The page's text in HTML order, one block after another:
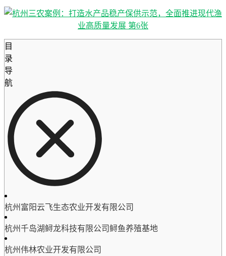
目
录
导
航
杭州富阳云飞生态农业开发有限公司
杭州千岛湖鲟龙科技有限公司鲟鱼养殖基地
杭州伟林农业开发有限公司